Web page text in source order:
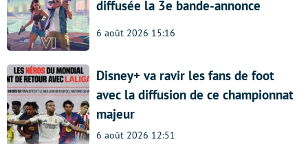
diffusée la 3e bande-annonce
6 août 2026 15:16
Disney+ va ravir les fans de foot
avec la diffusion de ce championnat
majeur
6 août 2026 12:51